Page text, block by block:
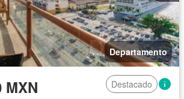
Departamento
MXN
Destacado